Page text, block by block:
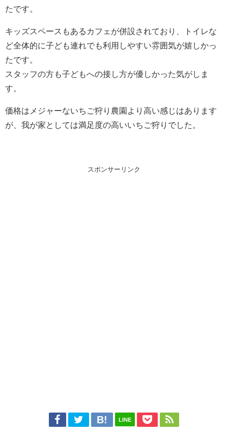
たです。
キッズスペースもあるカフェが併設されており、トイレな
ど全体的に子ども連れでも利用しやすい雰囲気が嬉しかっ
たです。
スタッフの方も子どもへの接し方が優しかった気がしま
す。
価格はメジャーないちご狩り農園より高い感じはあります
が、我が家としては満足度の高いいちご狩りでした。
スポンサーリンク
LINE